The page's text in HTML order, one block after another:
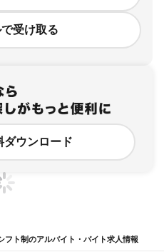
受け取る
ダウンロード
フト制のアルバイト・バイト求人情報